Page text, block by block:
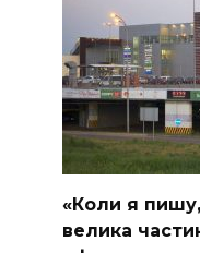
«Коли я пишу,
велика